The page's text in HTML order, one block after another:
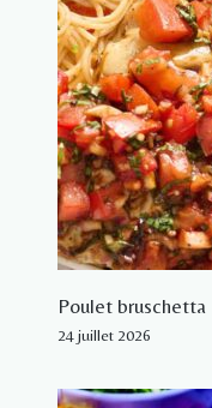
Poulet bruschetta
24 juillet 2026